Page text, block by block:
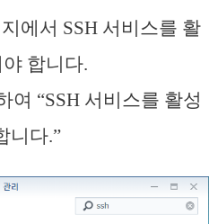
에서 SSH 서비스를 활
합니다.
여 “SSH 서비스를 활성
니다.”